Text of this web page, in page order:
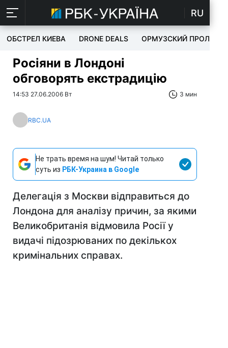
RU
ОБСТРЕЛ КИЕВА DRONE DEALS ОРМУЗСКИЙ ПРОЛИВ
Росіяни в Лондоні
обговорять екстрадицію
14:53 27.06.2006 Вт 3 мин
RBC.UA
Не трать время на шум! Читай только
суть из РБК-Украина в Google
Делегація з Москви відправиться до
Лондона для аналізу причин, за якими
Великобританія відмовила Росії у
видачі підозрюваних по декількох
кримінальних справах.